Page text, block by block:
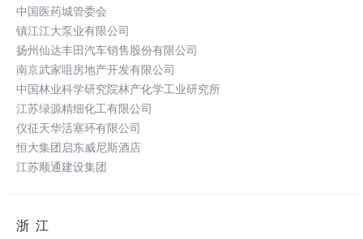
中国医药城管委会
镇江江大泵业有限公司
扬州仙达丰田汽车销售股份有限公司
南京武家咀房地产开发有限公司
中国林业科学研究院林产化学工业研究所
江苏绿源精细化工有限公司
仪征天华活塞环有限公司
恒大集团启东威尼斯酒店
江苏顺通建设集团
浙江